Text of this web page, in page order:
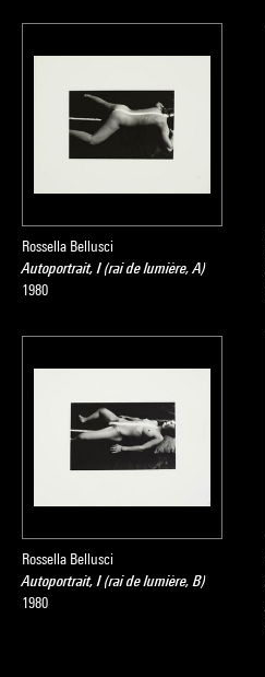
Rossella Bellusci
Autoportrait, I (rai de lumière, A)
1980
Rossella Bellusci
Autoportrait, I (rai de lumière, B)
1980